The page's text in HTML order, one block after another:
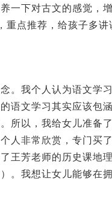
一下对古文的感觉，
重点推荐，给孩子多
。我个人认为语文学
语文学习其实应该包
所以，我给女儿准备
人非常欣赏，专门买
王芳老师的历史课地
。我想让女儿能够在